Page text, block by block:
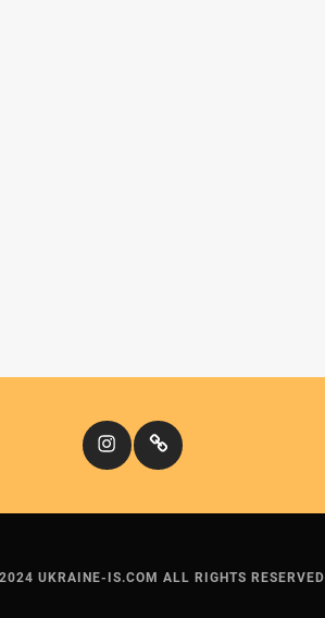
InstagramКіномандри
UKRAINE-IS.COM ALL RIGHTS RESERVED